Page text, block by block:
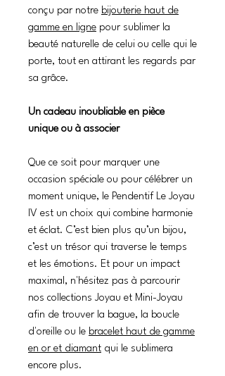
conçu par notre bijouterie haut de
gamme en ligne pour sublimer la
beauté naturelle de celui ou celle qui le
porte, tout en attirant les regards par
sa grâce.
Un cadeau inoubliable en pièce
unique ou à associer
Que ce soit pour marquer une
occasion spéciale ou pour célébrer un
moment unique, le Pendentif Le Joyau
IV est un choix qui combine harmonie
et éclat. C’est bien plus qu’un bijou,
c’est un trésor qui traverse le temps
et les émotions. Et pour un impact
maximal, n'hésitez pas à parcourir
nos collections Joyau et Mini-Joyau
afin de trouver la bague, la boucle
d'oreille ou le bracelet haut de gamme
en or et diamant qui le sublimera
encore plus.